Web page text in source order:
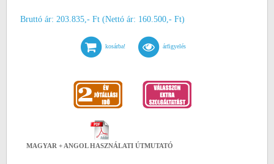
Bruttó ár: 203.835,- Ft (Nettó ár: 160.500,- Ft)
kosárba! árfigyelés
MAGYAR + ANGOL HASZNÁLATI ÚTMUTATÓ